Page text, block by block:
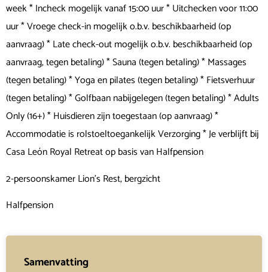
week * Incheck mogelijk vanaf 15:00 uur * Uitchecken voor 11:00
uur * Vroege check-in mogelijk o.b.v. beschikbaarheid (op
aanvraag) * Late check-out mogelijk o.b.v. beschikbaarheid (op
aanvraag, tegen betaling) * Sauna (tegen betaling) * Massages
(tegen betaling) * Yoga en pilates (tegen betaling) * Fietsverhuur
(tegen betaling) * Golfbaan nabijgelegen (tegen betaling) * Adults
Only (16+) * Huisdieren zijn toegestaan (op aanvraag) *
Accommodatie is rolstoeltoegankelijk Verzorging * Je verblijft bij
Casa León Royal Retreat op basis van Halfpension
2-persoonskamer Lion’s Rest, bergzicht
Halfpension
Samenvatting